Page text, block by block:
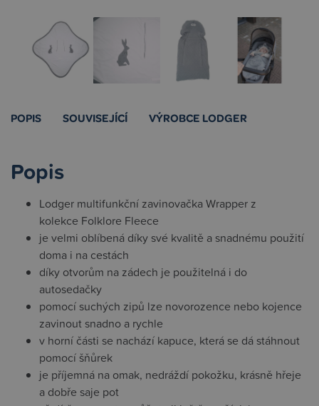
POPIS SOUVISEJÍCÍ VÝROBCE LODGER
Popis
Lodger multifunkční zavinovačka Wrapper z
kolekce Folklore Fleece
je velmi oblíbená díky své kvalitě a snadnému použití
doma i na cestách
díky otvorům na zádech je použitelná i do
autosedačky
pomocí suchých zipů lze novorozence nebo kojence
zavinout snadno a rychle
v horní části se nachází kapuce, která se dá stáhnout
pomocí šňůrek
je příjemná na omak, nedráždí pokožku, krásně hřeje
a dobře saje pot